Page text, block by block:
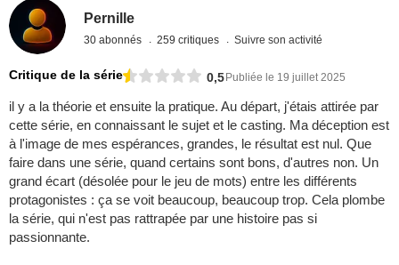
Pernille
30 abonnés 259 critiques Suivre son activité
Critique de la série 0,5 Publiée le 19 juillet 2025
il y a la théorie et ensuite la pratique. Au départ, j'étais attirée par
cette série, en connaissant le sujet et le casting. Ma déception est
à l'image de mes espérances, grandes, le résultat est nul. Que
faire dans une série, quand certains sont bons, d'autres non. Un
grand écart (désolée pour le jeu de mots) entre les différents
protagonistes : ça se voit beaucoup, beaucoup trop. Cela plombe
la série, qui n'est pas rattrapée par une histoire pas si
passionnante.